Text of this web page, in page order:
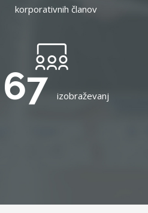
korporativnih članov
67izobraževanj